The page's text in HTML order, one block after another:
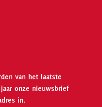
van het laatste
onze nieuwsbrief
in.